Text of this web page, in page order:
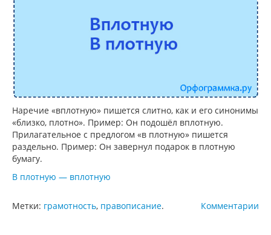
Наречие «вплотную» пишется слитно, как и его синонимы
«близко, плотно». Пример: Он подошёл вплотную.
Прилагательное с предлогом «в плотную» пишется
раздельно. Пример: Он завернул подарок в плотную
бумагу.
В плотную — вплотную
Комментарии
Метки: грамотность, правописание.